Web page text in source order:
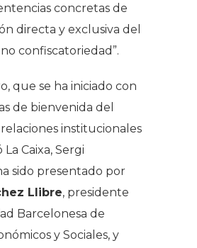
concretas de
directa y exclusiva del
confiscatoriedad”.
que se ha iniciado con
de bienvenida del
institucionales
Caixa, Sergi
sido presentado por
Llibre, presidente
Barcelonesa de
y Sociales, y